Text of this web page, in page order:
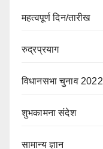
महत्वपूर्ण दिन/तारीख
रुद्रप्रयाग
विधानसभा चुनाव 2022
शुभकामना संदेश
सामान्य ज्ञान